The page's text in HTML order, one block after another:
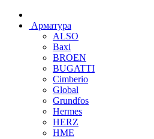
Арматура
ALSO
Baxi
BROEN
BUGATTI
Cimberio
Global
Grundfos
Hermes
HERZ
HME